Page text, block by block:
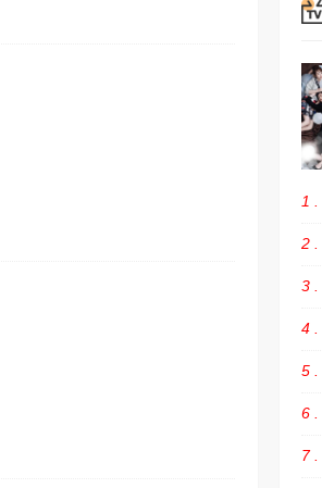
1 .
2 .
3 .
4 .
5 .
6 .
7 .